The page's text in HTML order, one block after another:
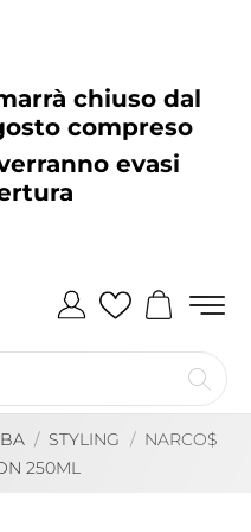
chiuso dal
compreso
evasi
STYLING
NARCO$
250ML